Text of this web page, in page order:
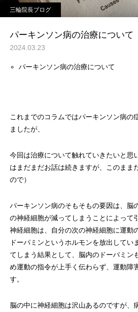
三輪院長ブログ
パーキンソン病の治療について
2024.03.23
パーキンソン病の治療について
これまでのコラムではパーキンソン病の
ましたが、
今回は治療について触れていきたいと思
はまだまだお話は続きますが、このまま
ので）
パーキンソン病のそもそもの要因は、脳
の神経細胞が減ってしまうことによって
神経細胞は、自分の次の神経細胞に運動
ドーパミンというホルモンを放出してい
てしまう結果として、脳内のドーパミン
め運動の指令が上手く伝わらず、運動障
す。
脳の中に神経細胞は沢山あるのですが、